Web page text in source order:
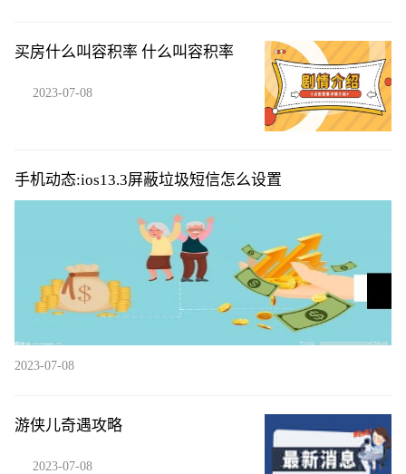
买房什么叫容积率 什么叫容积率
2023-07-08
手机动态:ios13.3屏蔽垃圾短信怎么设置
2023-07-08
游侠儿奇遇攻略
2023-07-08